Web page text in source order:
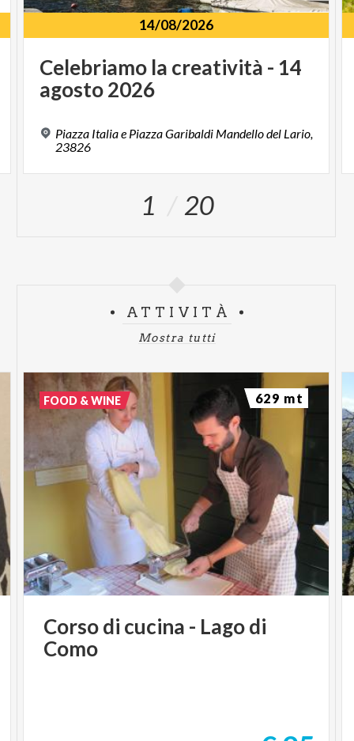
14/08/2026
Celebriamo la creatività - 14
agosto2026
Piazza Italia e Piazza Garibaldi Mandello del Lario,
23826
1 20
ATTIVITÀ
Mostra tutti
Corsodi cucina - Lagodi
Como
FOOD & WINE 629 mt